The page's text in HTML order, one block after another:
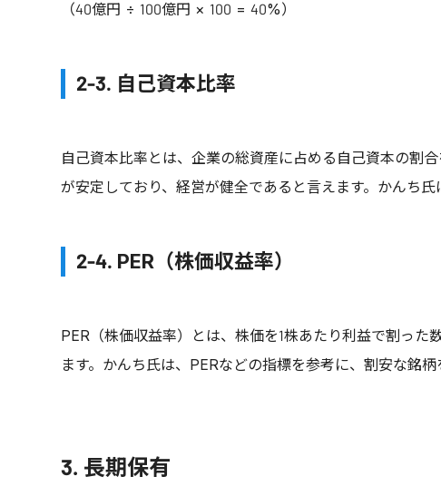
（40億円 ÷ 100億円 × 100 = 40%）
2-3. 自己資本比率
自己資本比率とは、企業の総資産に占める自己資本の割
が安定しており、経営が健全であると言えます。かんち
2-4. PER（株価収益率）
PER（株価収益率）とは、株価を1株あたり利益で割った
ます。かんち氏は、PERなどの指標を参考に、割安な銘柄
3. 長期保有